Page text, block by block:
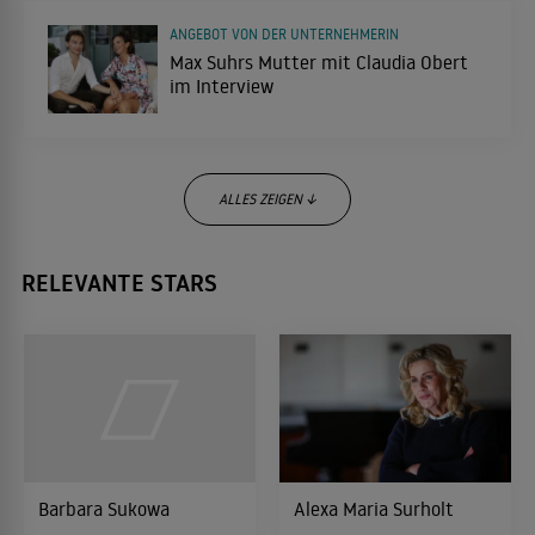
luxoriösen Lebensstil an der Liebe der beiden gezweifelt. Die
kritischen Stimmen entgegnet das Paar bisher mit
schlagfertigen Sprüchen.
Max Suhrs Mutter mit Claudia Obert
im Interview
ANGEBOT VON DER UNTERNEHMERIN
ALLES ZEIGEN ↓
Max Suhr verrät: so speziell hat sich
Palmen" vorbereitet
Claudia Obert kuschelt fremd! Sind die
Unternehmerin und Max Suhr noch
KONKURRENZ FÜR MAX SUHR?
RELEVANTE STARS
Barbara Sukowa Alexa Maria Surholt